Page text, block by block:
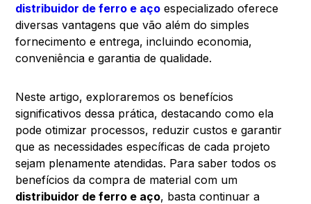
distribuidor de ferro e aço especializado oferece
diversas vantagens que vão além do simples
fornecimento e entrega, incluindo economia,
conveniência e garantia de qualidade.
Neste artigo, exploraremos os benefícios
significativos dessa prática, destacando como ela
pode otimizar processos, reduzir custos e garantir
que as necessidades específicas de cada projeto
sejam plenamente atendidas. Para saber todos os
benefícios da compra de material com um
distribuidor de ferro e aço, basta continuar a